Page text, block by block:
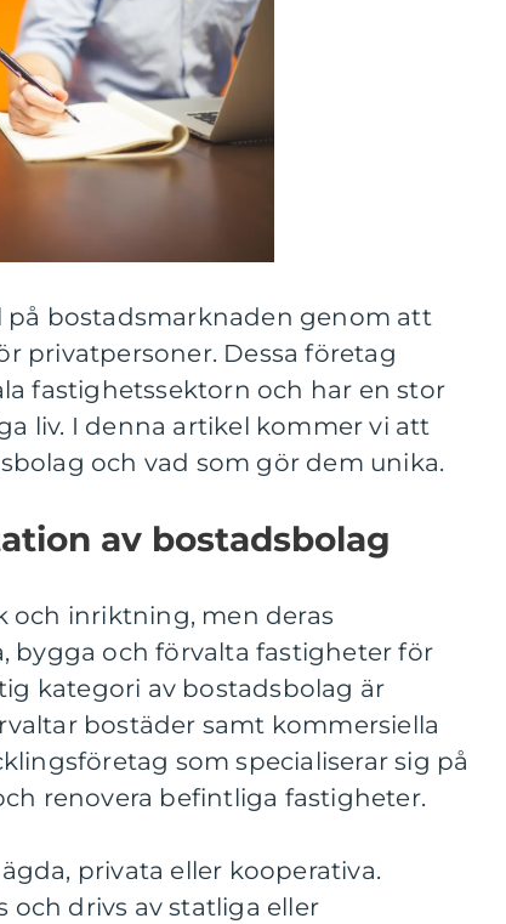
på bostadsmarknaden genom att
privatpersoner. Dessa företag
fastighetssektorn och har en stor
liv. I denna artikel kommer vi att
och vad som gör dem unika.
av bostadsbolag
och inriktning, men deras
bygga och förvalta fastigheter för
kategori av bostadsbolag är
bostäder samt kommersiella
som specialiserar sig på
renovera befintliga fastigheter.
privata eller kooperativa.
drivs av statliga eller